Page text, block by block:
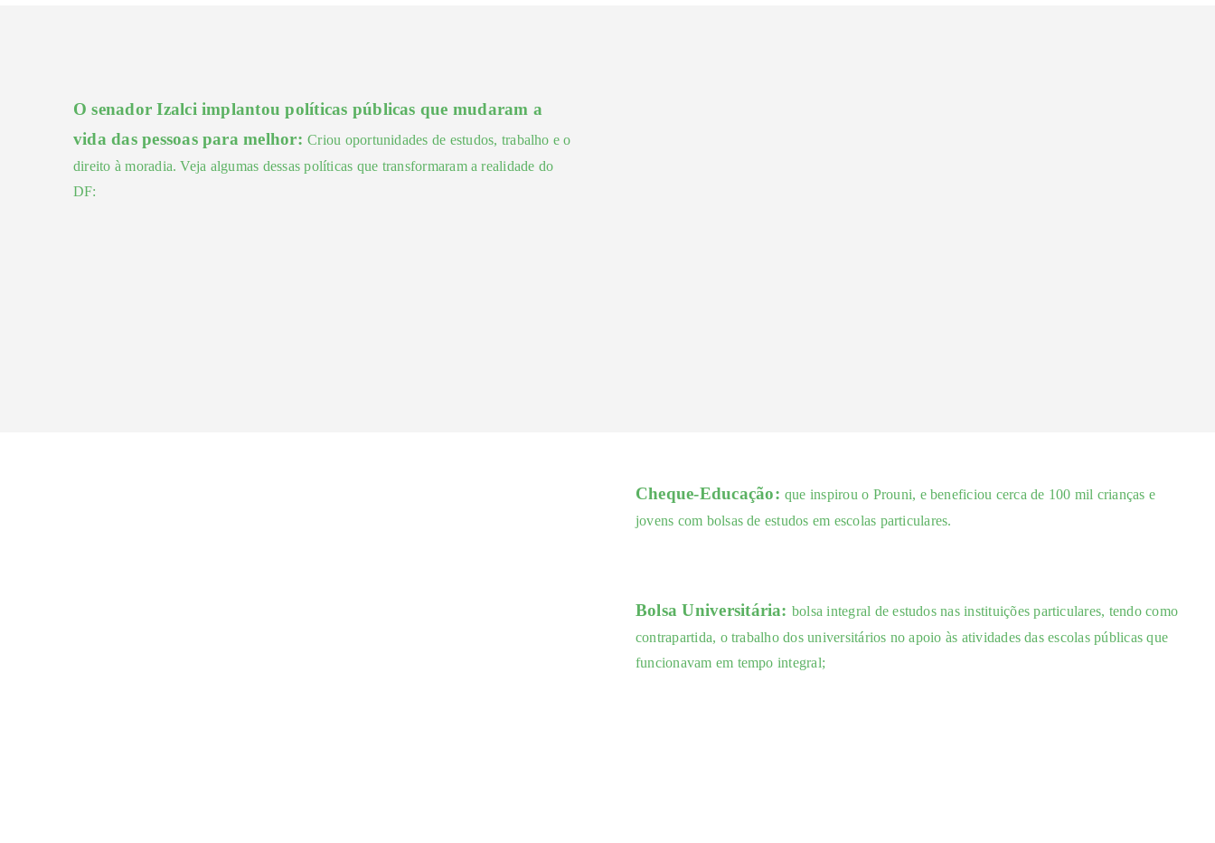
O senador Izalci implantou políticas públicas que mudaram a
vida das pessoas para melhor:Criou oportunidades de estudos, trabalho e o
direito à moradia. Veja algumas dessas políticas que transformaram a realidade do
DF:
Cheque-Educação:que inspirou o Prouni, e beneficiou cerca de 100 mil crianças e
jovens com bolsas de estudos em escolas particulares.
Bolsa Universitária: bolsa integral de estudos nas instituições particulares, tendo como
contrapartida, o trabalho dos universitários no apoio às atividades das escolas públicas que
funcionavam em tempo integral;